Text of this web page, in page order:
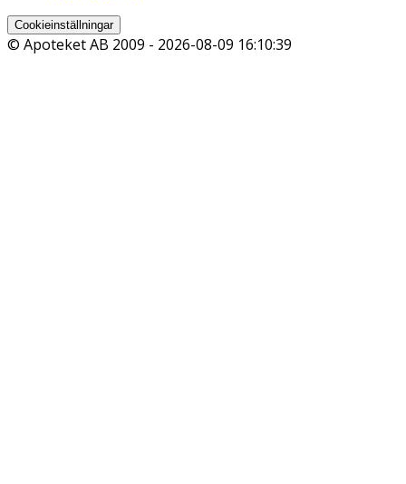
Cookieinställningar
© Apoteket AB 2009 - 2026-08-09 16:10:39